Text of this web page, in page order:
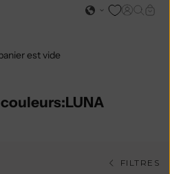
Page
est vide
FILTRES